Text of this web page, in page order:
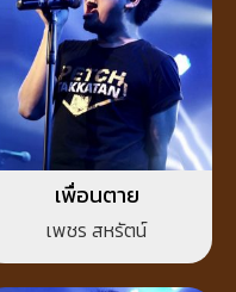
เพื่อนตาย
เพชร สหรัตน์